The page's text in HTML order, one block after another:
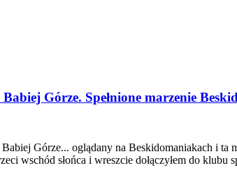
Babiej Górze. Spełnione marzenie
Górze... oglądany na Beskidomaniakach i
wschód słońca i wreszcie dołączyłem do